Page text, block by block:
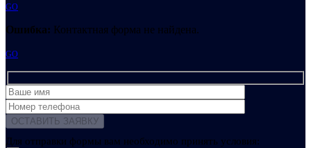
GO
Ошибка: Контактная форма не найдена.
GO
Для отправки формы вам необходимо принять условия: